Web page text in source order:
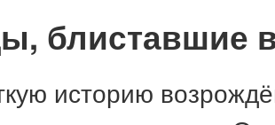
блиставшие
историю